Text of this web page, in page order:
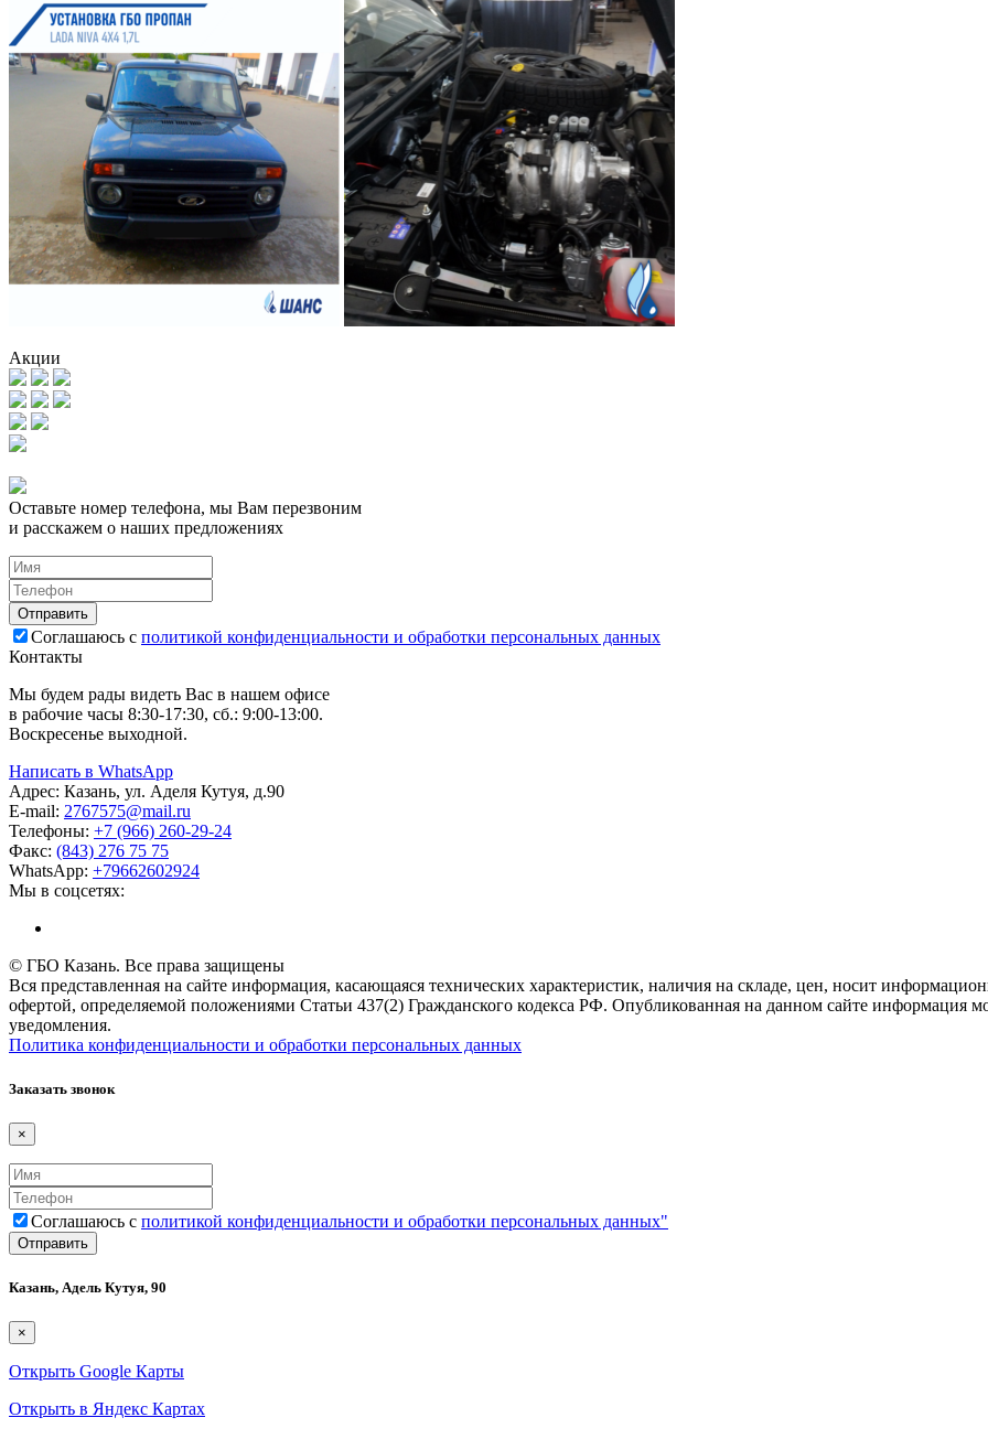
Акции
Оставьте номер телефона, мы Вам перезвоним
и расскажем о наших предложениях
Соглашаюсь с политикой конфиденциальности и обработки персональных данных
Контакты
Мы будем рады видеть Вас в нашем офисе
в рабочие часы 8:30-17:30, сб.: 9:00-13:00.
Воскресенье выходной.
Написать в WhatsApp
Адрес: Казань, ул. Аделя Кутуя, д.90
E-mail: 2767575@mail.ru
Телефоны: +7 (966) 260-29-24
Факс: (843) 276 75 75
WhatsApp: +79662602924
Мы в соцсетях:
© ГБО Казань. Все права защищены
Вся представленная на сайте информация, касающаяся технических характеристик, наличия на складе, цен, носит
офертой, определяемой положениями Статьи 437(2) Гражданского кодекса РФ. Опубликованная на данном сайте информация
уведомления.
Политика конфиденциальности и обработки персональных данных
Заказать звонок
×
Соглашаюсь с политикой конфиденциальности и обработки персональных данных"
Казань, Адель Кутуя, 90
×
Открыть Google Карты
Открыть в Яндекс Картах